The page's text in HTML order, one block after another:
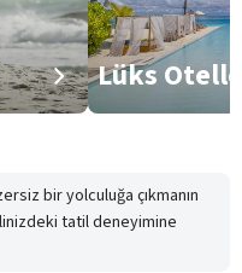
Lüks
bir yolculuğa çıkmanın
tatil deneyimine